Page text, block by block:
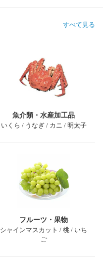
すべて見る
魚介類・水産加工品
いくら / うなぎ / カニ / 明太子
フルーツ・果物
シャインマスカット / 桃 / いち
ご